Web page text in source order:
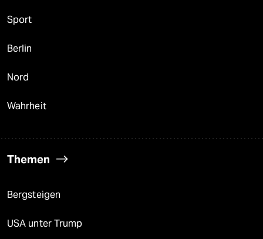
Sport
Berlin
Nord
Wahrheit
Themen
Bergsteigen
USA unter Trump